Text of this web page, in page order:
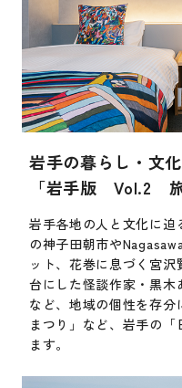
岩手の暮らし・文
「岩手版 Vol.2 旅
岩手各地の人と文化に迫
の神子田朝市や
ット、花巻に息づく宮
台にした怪談作家・黒木
など、地域の個性を存
まつり」など、岩手の
ます。